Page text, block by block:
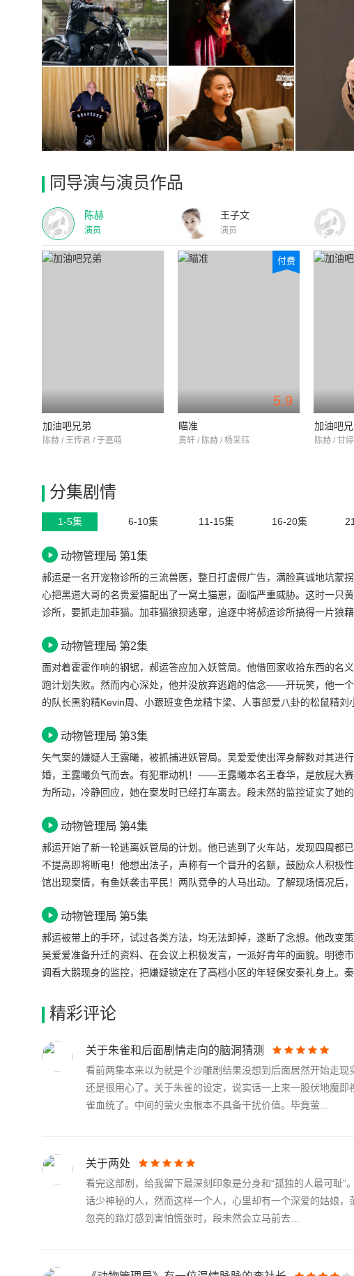
同导演与演员作品
陈赫
演员
王子文
演员
加油吧兄弟
陈赫 / 王传君 / 于嘉萌
5.9
付费
瞄准
黄轩 / 陈赫 / 杨采钰
加油吧
陈赫 / 甘
分集剧情
1-5集 6-10集 11-15集 16-20集
动物管理局 第1集
郝运是一名开宠物诊所的三流兽医，整日打虚假广告，满脸真诚地坑蒙
心把黑道大哥的名贵爱猫配出了一窝土猫崽，面临严重威胁。这时一只
诊所，要抓走加菲猫。加菲猫狼狈逃窜，追逐中将郝运诊所搞得一片狼
里生活着各色各样的妖怪，他们由妖怪管理局统一管理。人类看见妖怪
手击倒了加菲猫。之后她打开催眠喇叭，放出歌声，将目击者的记忆通
一并被带回了妖管局。妖管局局长李正宗谆谆善诱，给了郝运两个选择
动物管理局 第2集
面对着霍霍作响的钢锯，郝运答应加入妖管局。他借回家收拾东西的名
跑计划失败。然而内心深处，他并没放弃逃跑的信念——开玩笑，他一
的队长黑豹精Kevin周、小跟班变色龙精卞梁、人事部爱八卦的松鼠精
运觉得这样倒是可以接受。不想大案立马就出现了。明德大街珠宝店发
过万晓娟化验，得出结论：这是狐狸妖的矢气作祟。刘小红列出本市所
妖，收集各人的屁。明德市狐狸妖的头牌名媛王露曦的屁最难收集，郝
动物管理局 第3集
矢气案的嫌疑人王露曦，被抓捕进妖管局。吴爱爱使出浑身解数对其
婚，王露曦负气而去。有犯罪动机！——王露曦本名王春华，是放屁大
为所动，冷静回应，她在案发时已经打车离去。段未然的监控证实了她
曦。吴爱爱自信地将王露曦逮捕归案，准备将其驱逐出境。郝运在审讯
点。他重新鼓起勇气闻了王露曦的“屁”，终于破案。原来作案者另有其
休。大根用当年两人的恋爱信物——屁，作案并陷害给王露曦，想要毁
动物管理局 第4集
郝运开始了新一轮逃离妖管局的计划。他已逃到了火车站，发现四周都
不提高即将断电！他想出法子，声称有一个晋升的名额，鼓励众人积极
馆出现案情，有鱼妖袭击平民！两队竞争的人马出动。了解现场情况后
身，好寻机逃跑。第二天该鱼妖犯人再次闯入茶馆作案。吴爱爱制服老
杀手。万晓娟说出，金鱼老了洄游现象，类似老年痴呆，不断重复年轻
制片厂。老余曾有一次机会，能够出演主角——杀手，他却因为忘词错
动物管理局 第5集
郝运被带上的手环，试过各类方法，均无法卸掉，遂断了念想。他改变
吴爱爱准备升迁的资料、在会议上积极发言，一派好青年的面貌。明德
调看大鹅现身的监控，把嫌疑锁定在了高档小区的年轻保安秦礼身上。
的富翁！这是一个仇富者。吴爱爱租了豪车让郝运扮作富豪，引蛇出洞
里面数十只大鹅聚集，十分凶猛。危机时刻，吴爱爱变身成了男人，制
大鹅的关系破裂。大鹅们配合拍摄了宣扬文明的宣传片，骗人类说大鹅
精彩评论
关于朱雀和后面剧情走向的脑洞猜测
看前两集本来以为就是个沙雕剧结果没想到后面居然开始走
还是很用心了。关于朱雀的设定，说实话一上来一股伏地魔
雀血统了。中间的萤火虫根本不具备干扰价值。毕竟萤...
关于两处
看完这部剧，给我留下最深刻印象是分身和“孤独的人最可耻
话少神秘的人，然而这样一个人，心里却有一个深爱的姑娘
忽亮的路灯感到害怕慌张时，段未然会立马前去...